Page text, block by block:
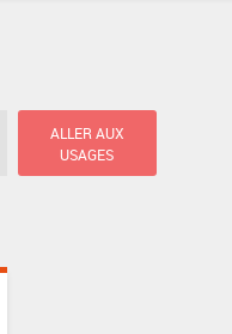
ALLER AUX
USAGES